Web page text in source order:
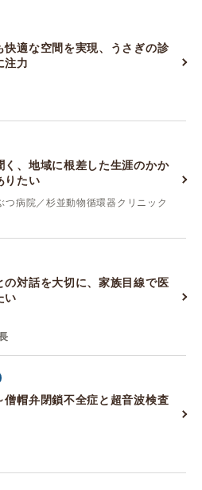
快適な空間を実現、うさぎの診
注力
く、地域に根差した生涯のかか
りたい
つ病院／杉並動物循環器クリニック
の対話を大切に、家族目線で医
い
僧帽弁閉鎖不全症と超音波検査